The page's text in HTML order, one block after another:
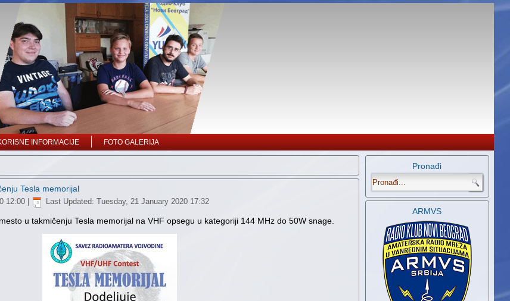
INFORMACIJE FOTO GALERIJA
Tesla memorijal
12:00| Last Updated: Tuesday, 21 January 2020 17:32
u takmičenju Tesla memorijal na VHF opsegu u kategoriji 144 MHz do 50W snage.
Pronađi
.
ARMVS